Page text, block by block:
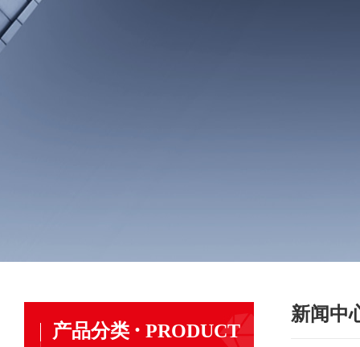
产品分类 · PRODUCT
新闻中